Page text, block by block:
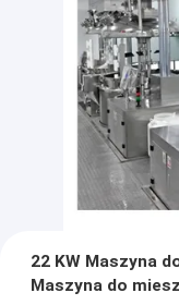
22 KW Maszyna
Maszyna do